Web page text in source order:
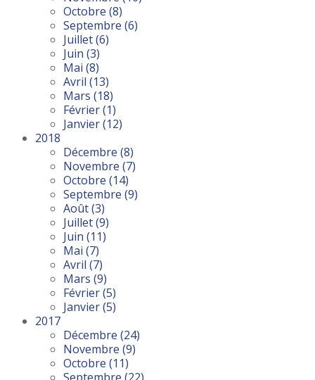
Octobre (8)
Septembre (6)
Juillet(6)
Juin (3)
Mai (8)
Avril (13)
Mars (18)
Février(1)
Janvier(12)
2018
Décembre (8)
Novembre (7)
Octobre (14)
Septembre (9)
Août(3)
Juillet(9)
Juin (11)
Mai (7)
Avril (7)
Mars (9)
Février(5)
Janvier(5)
2017
Décembre (24)
Novembre (9)
Octobre (11)